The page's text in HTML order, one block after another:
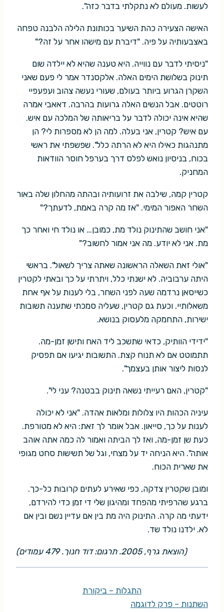
לעשות. מעולם לא נתקלתי בדבר כזה".
האישה הצעירה כהת השיער בכותונת הלילה הלבנה טפחה
באצבעותיה על פיה. "דיברת עם מישהו אחר על זה?"
"ניסיתי לדבר עם נווייה. היא טענה שהיא לא יילדה שום
תינוק בשלושת הימים האלה. אלקסנדר אמר לי פעם שאני
השקרן הגרוע ביותר בעולם, שעורי נעשה צהוב ועפעפיי
רוטטים. אבל הנשים האלה גרועות בהרבה. דאאבי אמרה
שהיא אינה יכולה לדבר על בריאותה של המלכה עם איש.
עם איש? קטרין, אני בעלה. למה הן לא מספרות לי? הן
מתנהגות כאילו היא לא הרתה כלל". שפשפתי את ראשי
בכוח, בניסיון נואש לפלס דרך בערפל חוסר הוודאות
המחניק.
קטרין קמה, שילבה את זרועותיה ובהתה מהחלון שלה באור
השחר האפור המימי. "אז מה קרה באמת, לדעתך?"
"אני חושב שהתינוק נולד מת, כמובן… או נולד חי ואחר כך
מת. אני לא יודע. מה אני אמור לחשוב?"
"אולי זאת השאלה הראשונה שאתה צריך לשאול". בראשי
היתה ערבוביה. לא ישנתי כלל, ויתרתי על כך ובאתי לקטרין
כשייסאן נרדמה שעה לפני השחר, בלי לענות על אף אחת
משאלותיי. וכעת גם קטרין, שעליה סמכתי שתענה תשובות
ישירות, התחמקה מלעסוק בנושא.
"ידידי הוותיק, כדאי שתשכב ליד האח ותישן זמן-מה.
תתמוטט אם לא תנוח קצת. התשובות יגיעו אם תפסיק
לנסות ליצור אותן בעצמך".
"קטרין, האם רעייתי נשאה תינוק בבטנה? עני לי".
עיניה הכהות היו צלולות ומלאות אהדה. "אני לא יכולה
לענות על כך, סייאון. אבל אומר לך זאת: היא לא מטורפת.
כעת שן זמן-מה, ואז לך הביתה ואמור לה כמה אתה אוהב
אותה". היא הניחה יד על מצחי, וגל של תשישות סחט מגופי
את שארית הכוח.
ומובן שקטרין צדקה, כפי שאירע לעתים קרובות כל-כך.
ברגע שהרפיתי מהפחד ומהיגון שלי די זמן כדי להירדם,
ידעתי מה קרה. התינוק היה מת בין אם עדיין נשם ובין אם
לא. ילדנו נולד שד.
(הוצאת גרף, 2005. תרגום: דוד חנוך. 479 עמודים)
התגלות – ביקורת
השתנות – פרק לדוגמה